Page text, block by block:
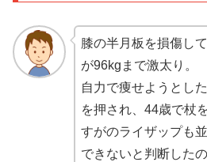
膝の半月板を損傷し
が96kgまで激太り。
自力で痩せようとし
を押され、44歳で杖
すがのライザップも
できないと判断した